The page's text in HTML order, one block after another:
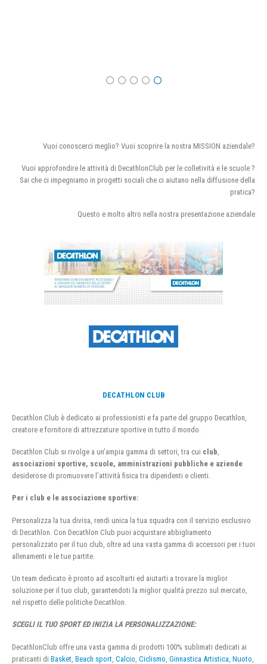
Vuoi conoscerci meglio? Vuoi scoprire la nostra MISSION aziendale?
Vuoi approfondire le attività di DecathlonClub per le colletività e le scuole ?
Sai che ci impegniamo in progetti sociali che ci aiutano nella diffusione della
pratica?
Questo e molto altro nella nostra presentazione aziendale
DECATHLON CLUB
Decathlon Club è dedicato ai professionisti e fa parte del gruppo Decathlon,
creatore e fornitore di attrezzature sportive in tutto il mondo.
Decathlon Club si rivolge a un’ampia gamma di settori, tra cui club
associazioni sportive, scuole, amministrazioni pubbliche e aziende
desiderose di promuovere l’attività fisica tra dipendenti e clienti.
Per i club e le associazione sportive:
Personalizza la tua divisa, rendi unica la tua squadra con il servizio esclusivo
di Decathlon. Con Decathlon Club puoi acquistare abbigliamento
personalizzato per il tuo club, oltre ad una vasta gamma di accessori per i tuoi
allenamenti e le tue partite.
Un team dedicato è pronto ad ascoltarti ed aiutarti a trovare la miglior
soluzione per il tuo club, garantendoti la miglior qualità prezzo sul mercato,
nel rispetto delle politiche Decathlon.
SCEGLI IL TUO SPORT ED INIZIA LA PERSONALIZZAZIONE:
DecathlonClub offre una vasta gamma di prodotti 100% sublimati dedicati ai
praticanti di Basket Beach sport Calcio Ciclismo Ginnastica Artistica Nuoto